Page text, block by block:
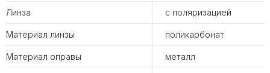
Линза с поляризацией
Материал линзы поликарбонат
Материал оправы металл